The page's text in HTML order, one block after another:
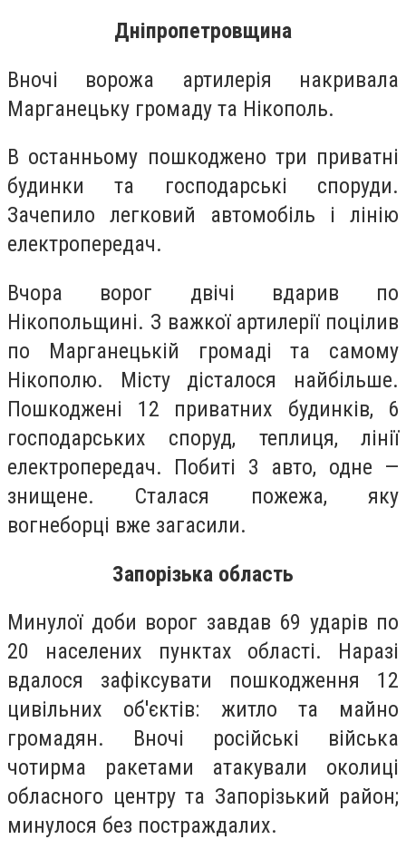
Дніпропетровщина
Вночі ворожа артилерія накривала
Марганецьку громаду та Нікополь.
В останньому пошкоджено три приватні
будинки та господарські споруди.
Зачепило легковий автомобіль і лінію
електропередач.
Вчора ворог двічі вдарив по
Нікопольщині. З важкої артилерії поцілив
по Марганецькій громаді та самому
Нікополю. Місту дісталося найбільше.
Пошкоджені 12 приватних будинків, 6
господарських споруд, теплиця, лінії
електропередач. Побиті 3 авто, одне —
знищене. Сталася пожежа, яку
вогнеборці вже загасили.
Запорізька область
Минулої доби ворог завдав 69 ударів по
20 населених пунктах області. Наразі
вдалося зафіксувати пошкодження 12
цивільних об'єктів: житло та майно
громадян. Вночі російські війська
чотирма ракетами атакували околиці
обласного центру та Запорізький район;
минулося без постраждалих.